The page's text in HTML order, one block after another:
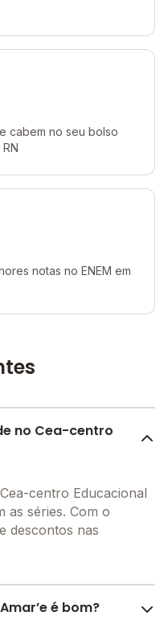
cabem no seu bolso
notas no ENEM em
no Cea-centro
centro Educacional
as séries. Com o
descontos nas
é bom?